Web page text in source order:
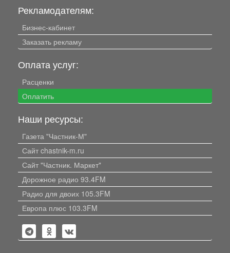
Рекламодателям:
Бизнес-кабинет
Заказать рекламу
Оплата услуг:
Расценки
Оплатить
Наши ресурсы:
Газета "Частник-М"
Сайт chastnik-m.ru
Сайт "Частник. Маркет"
Дорожное радио 93.4FM
Радио для двоих 105.3FM
Европа плюс 103.3FM